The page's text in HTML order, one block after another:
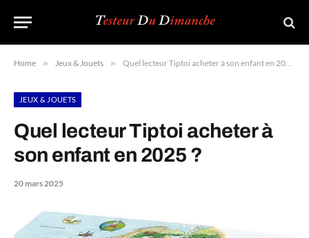
Home » Jeux & Jouets » Quel lecteur Tiptoi acheter à son enfant en 2025 ?
JEUX & JOUETS
Quel lecteur Tiptoi acheter à
son enfant en 2025 ?
20 mars 2025